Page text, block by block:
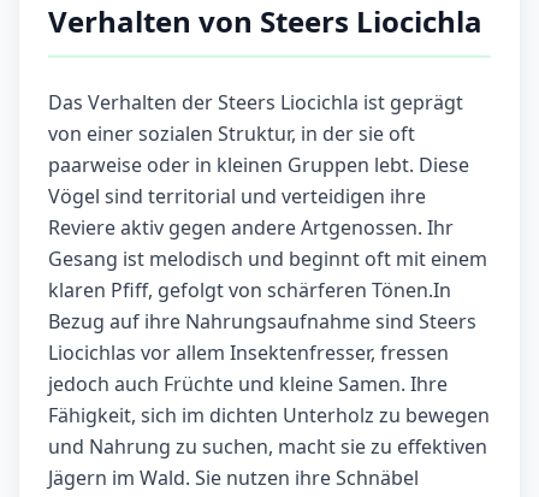
Verhalten von Steers Liocichla
Das Verhalten der Steers Liocichla ist geprägt
von einer sozialen Struktur, in der sie oft
paarweise oder in kleinen Gruppen lebt. Diese
Vögel sind territorial und verteidigen ihre
Reviere aktiv gegen andere Artgenossen. Ihr
Gesang ist melodisch und beginnt oft mit einem
klaren Pfiff, gefolgt von schärferen Tönen.In
Bezug auf ihre Nahrungsaufnahme sind Steers
Liocichlas vor allem Insektenfresser, fressen
jedoch auch Früchte und kleine Samen. Ihre
Fähigkeit, sich im dichten Unterholz zu bewegen
und Nahrung zu suchen, macht sie zu effektiven
Jägern im Wald. Sie nutzen ihre Schnäbel